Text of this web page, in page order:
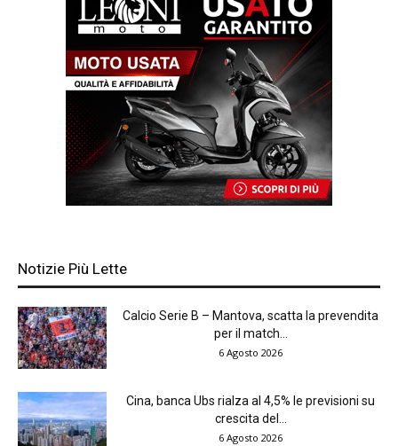
Notizie Più Lette
Calcio Serie B – Mantova, scatta la prevendita
per il match...
6 Agosto 2026
Cina, banca Ubs rialza al 4,5% le previsioni su
crescita del...
6 Agosto 2026